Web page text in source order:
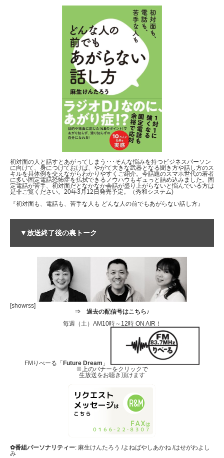
初対面の人と話すとあがってしまう･･･そんな悩みを持つビジネスパーソン
に向けて、身につけておけば、やがて大きな武器となる聞き方や話し方のス
キルを具体例を交えながらわかりやすくご紹介。今話題のスマホ世代の若者
に多い固定電話恐怖症を払拭できるノウハウもギュっと詰め込みました。固
定電話が苦手、初対面だとなかなか会話が盛り上がらないと悩んでいる方は
是非ご覧ください。20年3月12日発売予定。（秀和システム)
『初対面も、電話も、苦手な人も どんな人の前でもあがらない話し方』
▼放送終了後の裏トーク
[showrss]
⇒ 過去の配信号はこちら♪
毎週（土）AM10時～12時 ON AIR！
FMりべーる「Future Dream 」
※上のバナーをクリックで
生放送をお聴き頂けます
✿番組パーソナリティー: 麻生けんたろう /よねばやしあかね /はせがわよし
み